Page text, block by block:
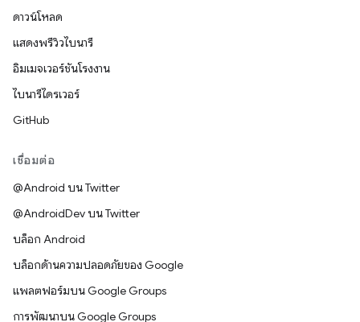
ดาวน์โหลด
แสดงพรีวิวไบนารี
อิมเมจเวอร์ชันโรงงาน
ไบนารีไดรเวอร์
GitHub
เชื่อมต่อ
@Android บน Twitter
@AndroidDev บน Twitter
บล็อก Android
บล็อกด้านความปลอดภัยของ Google
แพลตฟอร์มบน Google Groups
การพัฒนาบน Google Groups